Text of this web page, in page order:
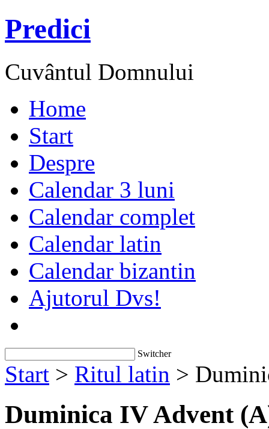
Predici
Cuvântul Domnului
Home
Start
Despre
Calendar 3 luni
Calendar complet
Calendar latin
Calendar bizantin
Ajutorul Dvs!
Switcher
Start > Ritul latin >
Duminica IV Advent